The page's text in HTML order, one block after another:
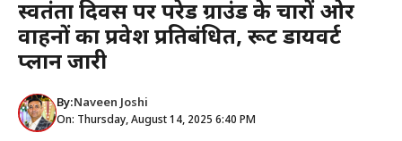
स्वतंत्रता दिवस पर परेड ग्राउंड के चारों ओर
वाहनों का प्रवेश प्रतिबंधित, रूट डायवर्ट
प्लान जारी
By:Naveen Joshi
On: Thursday, August 14, 2025 6:40 PM